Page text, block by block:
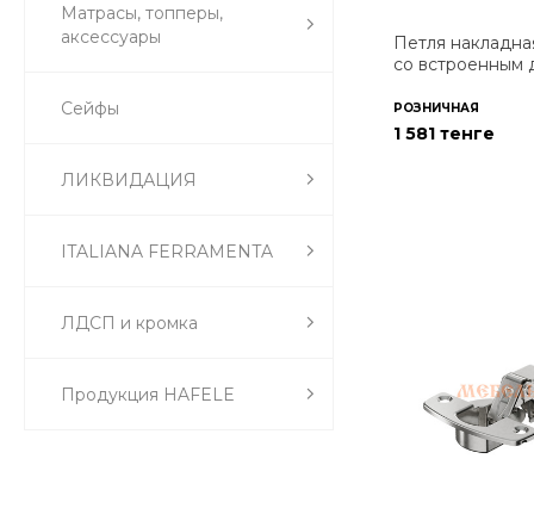
Матрасы, топперы,
аксессуары
Сейфы
ЛИКВИДАЦИЯ
ITALIANA FERRAMENTA
ЛДСП и кромка
Продукция HAFELE
Петля
со
РОЗНИЧНАЯ
1 581 тенге